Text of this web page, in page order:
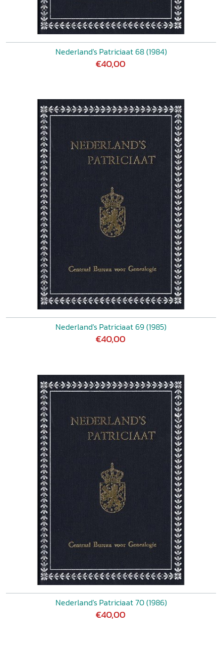
Nederland's Patriciaat 68 (1984)
€40,00
Nederland's Patriciaat 69 (1985)
€40,00
Nederland's Patriciaat 70 (1986)
€40,00